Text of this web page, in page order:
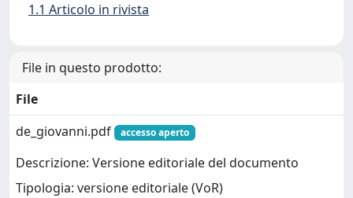
1.1 Articolo in rivista
File in questo prodotto:
File
de_giovanni.pdf
accesso aperto
Descrizione: Versione editoriale del documento
Tipologia: versione editoriale (VoR)